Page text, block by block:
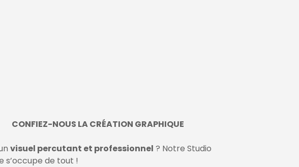
CONFIEZ-NOUS LA CRÉATION GRAPHIQUE
visuel percutant et professionnel ? Notre Studio
s’occupe de tout !